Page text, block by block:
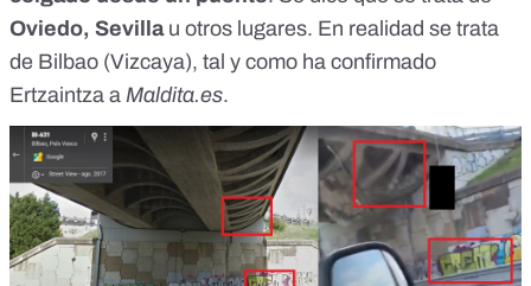
Oviedo, Sevillau otros lugares. En realidad se trata
de Bilbao (Vizcaya), tal y como ha confirmado
Ertzaintza a Maldita.es.